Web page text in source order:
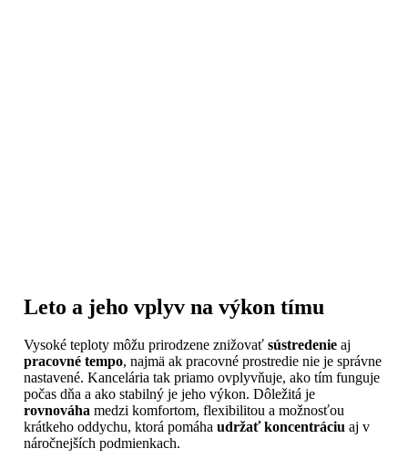
Leto a jeho vplyv na výkon tímu
Vysoké teploty môžu prirodzene znižovať sústredenie aj
pracovné tempo, najmä ak pracovné prostredie nie je správne
nastavené. Kancelária tak priamo ovplyvňuje, ako tím funguje
počas dňa a ako stabilný je jeho výkon. Dôležitá je
rovnováha medzi komfortom, flexibilitou a možnosťou
krátkeho oddychu, ktorá pomáha udržať koncentráciu aj v
náročnejších podmienkach.